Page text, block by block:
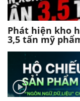
Phát hiện kho
3,5 tấn mỹ